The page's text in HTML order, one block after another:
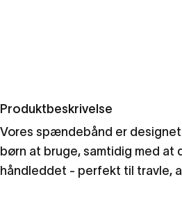
Produktbeskrivelse
Vores spændebånd er
børn at bruge, samtidig med
håndleddet - perfekt til travle,